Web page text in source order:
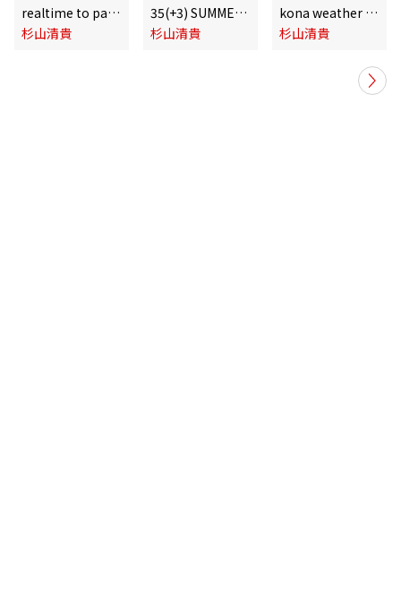
realtime to paradise -35th Anniversary Edition-
杉山清貴
35(+3) SUMMERS Sugiyama, Kiyotaka Single Collection -VAP Edition-
杉山清貴
kona weather -35th Anniversary Edition-
杉山清貴